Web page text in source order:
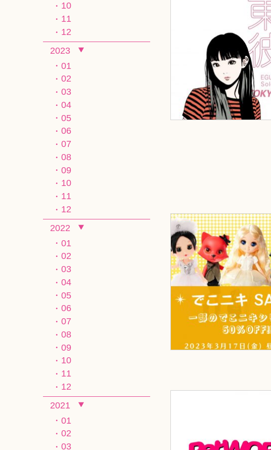
10
11
12
2023
01
02
03
04
05
06
07
08
09
10
11
12
2022
01
02
03
04
05
06
07
08
09
10
11
12
2021
01
02
03